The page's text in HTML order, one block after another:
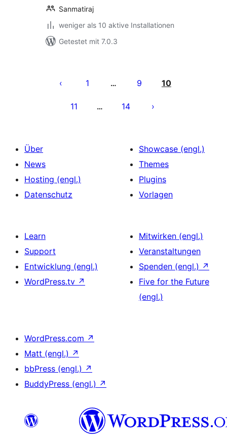
Sanmatiraj
weniger als 10 aktive Installationen
Getestet mit 7.0.3
der
1 … 9 10
11 … 14
Über
News
Hosting (engl.)
Datenschutz
Showcase (engl.)
Themes
Plugins
Vorlagen
Learn
Support
Entwicklung (engl.)
WordPress.tv ↗
Mitwirken (engl.)
Veranstaltungen
Spenden (engl.) ↗
Five for the Future
(engl.)
WordPress.com ↗
Matt (engl.) ↗
bbPress (engl.) ↗
BuddyPress (engl.) ↗